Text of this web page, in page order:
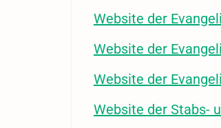
Website der
Website der
Website der
Website der Stabs-